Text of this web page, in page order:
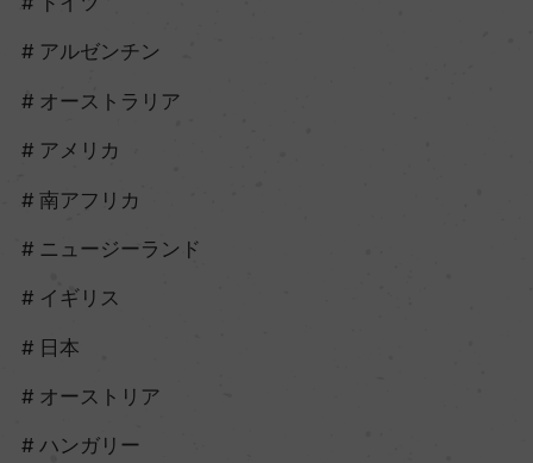
アルゼンチン
オーストラリア
アメリカ
南アフリカ
ニュージーランド
イギリス
日本
オーストリア
ハンガリー